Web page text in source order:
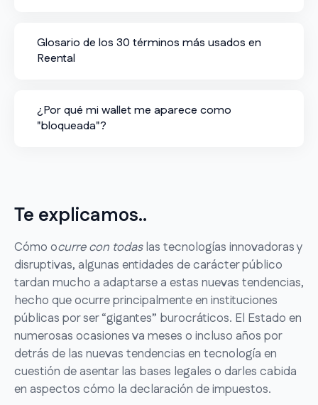
Glosario de los 30 términos más usados en
Reental
¿Por qué mi wallet me aparece como
"bloqueada"?
Te explicamos..
Cómo ocurre con todaslas tecnologías innovadoras y
disruptivas, algunas entidades de carácter público
tardan mucho a adaptarse a estas nuevas tendencias,
hecho que ocurre principalmente en instituciones
públicas por ser “gigantes” burocráticos. El Estado en
numerosas ocasiones va meses o incluso años por
detrás de las nuevas tendencias en tecnología en
cuestión de asentar las bases legales o darles cabida
en aspectos cómo la declaración de impuestos.